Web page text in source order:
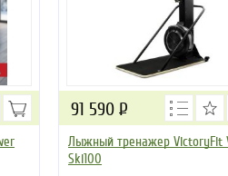
Лыжный тренажер VictoryFit
Ski100
91 590 Р